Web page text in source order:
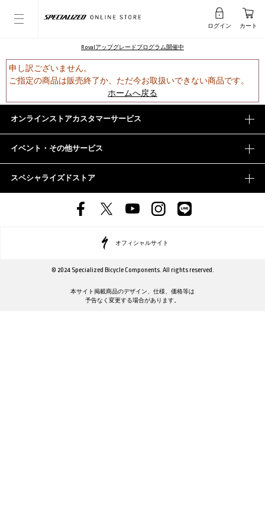
ログイン カート
Rovalアップグレードプログラム開催中
申し訳ございません。
ご指定の商品は販売終了か、ただ今お取扱いできない商品です。
ホームへ戻る
オンラインストアカスタマーサービス
イベント・その他サービス
スペシャライズドストア
オフィシャルサイト
© 2024 Specialized Bicycle Components. All rights reserved.
本サイト掲載商品のデザイン、仕様、価格等は
予告なく変更する場合があります。